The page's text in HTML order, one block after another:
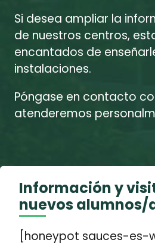
Si desea ampliar la
de nuestros centros,
encantados de
instalaciones.
Póngase en contacto
atenderemos
Información y
nuevos alumnos/
[honeypot sauces-es-